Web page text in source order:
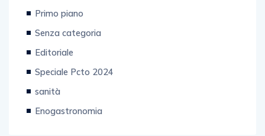
Primo piano
Senza categoria
Editoriale
Speciale Pcto 2024
sanità
Enogastronomia